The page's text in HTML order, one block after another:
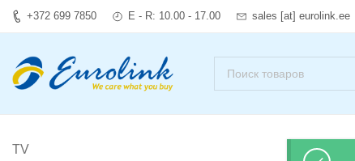
+372 699 7850 E - R: 10.00 - 17.00 sales [at] eurolink.ee
TV